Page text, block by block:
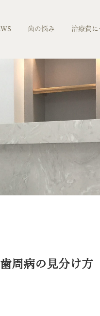
歯の悩み 治療費に
周病の見分け方